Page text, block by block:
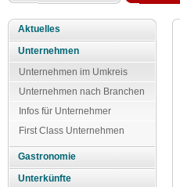
Aktuelles
Unternehmen
Unternehmen im Umkreis
Unternehmen nach Branchen
Infos für Unternehmer
First Class Unternehmen
Gastronomie
Unterkünfte